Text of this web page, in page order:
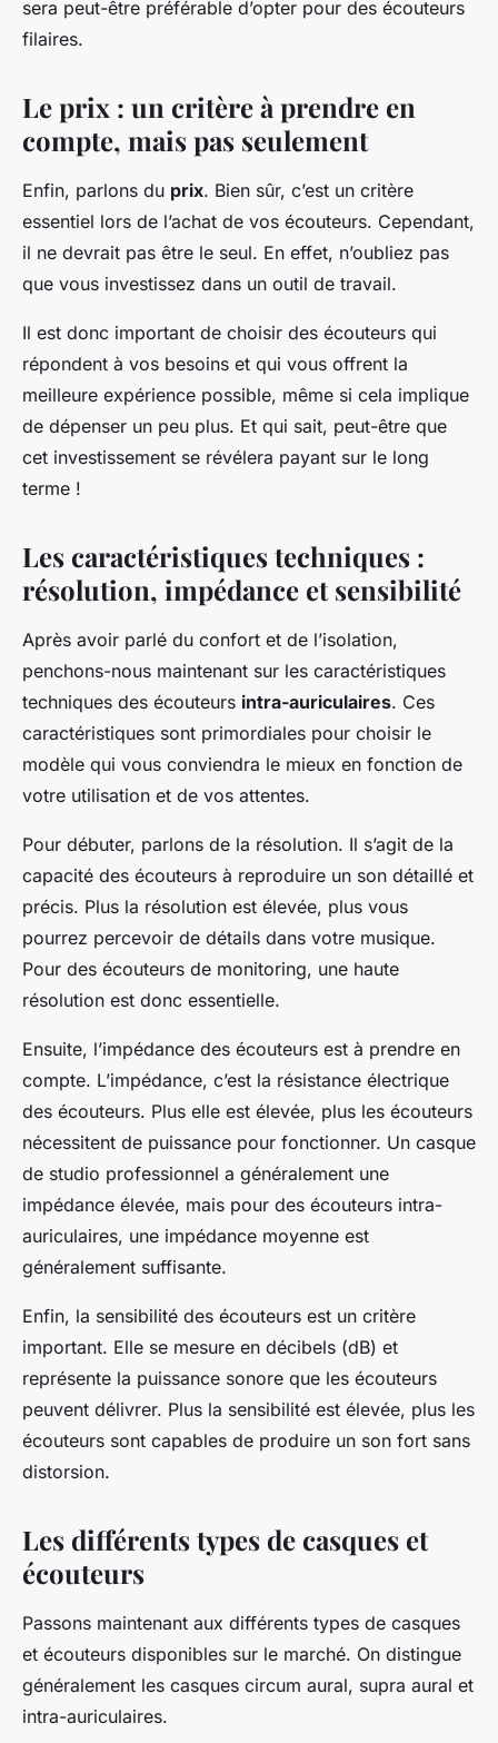
sera peut-être préférable d’opter pour des écouteurs
filaires.
Le prix : un critère à prendre en
compte, mais pas seulement
Enfin, parlons du prix. Bien sûr, c’est un critère
essentiel lors de l’achat de vos écouteurs. Cependant,
il ne devrait pas être le seul. En effet, n’oubliez pas
que vous investissez dans un outil de travail.
Il est donc important de choisir des écouteurs qui
répondent à vos besoins et qui vous offrent la
meilleure expérience possible, même si cela implique
de dépenser un peu plus. Et qui sait, peut-être que
cet investissement se révélera payant sur le long
terme !
Les caractéristiques techniques :
résolution, impédance et sensibilité
Après avoir parlé du confort et de l’isolation,
penchons-nous maintenant sur les caractéristiques
techniques des écouteurs intra-auriculaires. Ces
caractéristiques sont primordiales pour choisir le
modèle qui vous conviendra le mieux en fonction de
votre utilisation et de vos attentes.
Pour débuter, parlons de la résolution. Il s’agit de la
capacité des écouteurs à reproduire un son détaillé et
précis. Plus la résolution est élevée, plus vous
pourrez percevoir de détails dans votre musique.
Pour des écouteurs de monitoring, une haute
résolution est donc essentielle.
Ensuite, l’impédance des écouteurs est à prendre en
compte. L’impédance, c’est la résistance électrique
des écouteurs. Plus elle est élevée, plus les écouteurs
nécessitent de puissance pour fonctionner. Un casque
de studio professionnel a généralement une
impédance élevée, mais pour des écouteurs intra-
auriculaires, une impédance moyenne est
généralement suffisante.
Enfin, la sensibilité des écouteurs est un critère
important. Elle se mesure en décibels (dB) et
représente la puissance sonore que les écouteurs
peuvent délivrer. Plus la sensibilité est élevée, plus les
écouteurs sont capables de produire un son fort sans
distorsion.
Les différents types de casques et
écouteurs
Passons maintenant aux différents types de casques
et écouteurs disponibles sur le marché. On distingue
généralement les casques circum aural, supra aural et
intra-auriculaires.